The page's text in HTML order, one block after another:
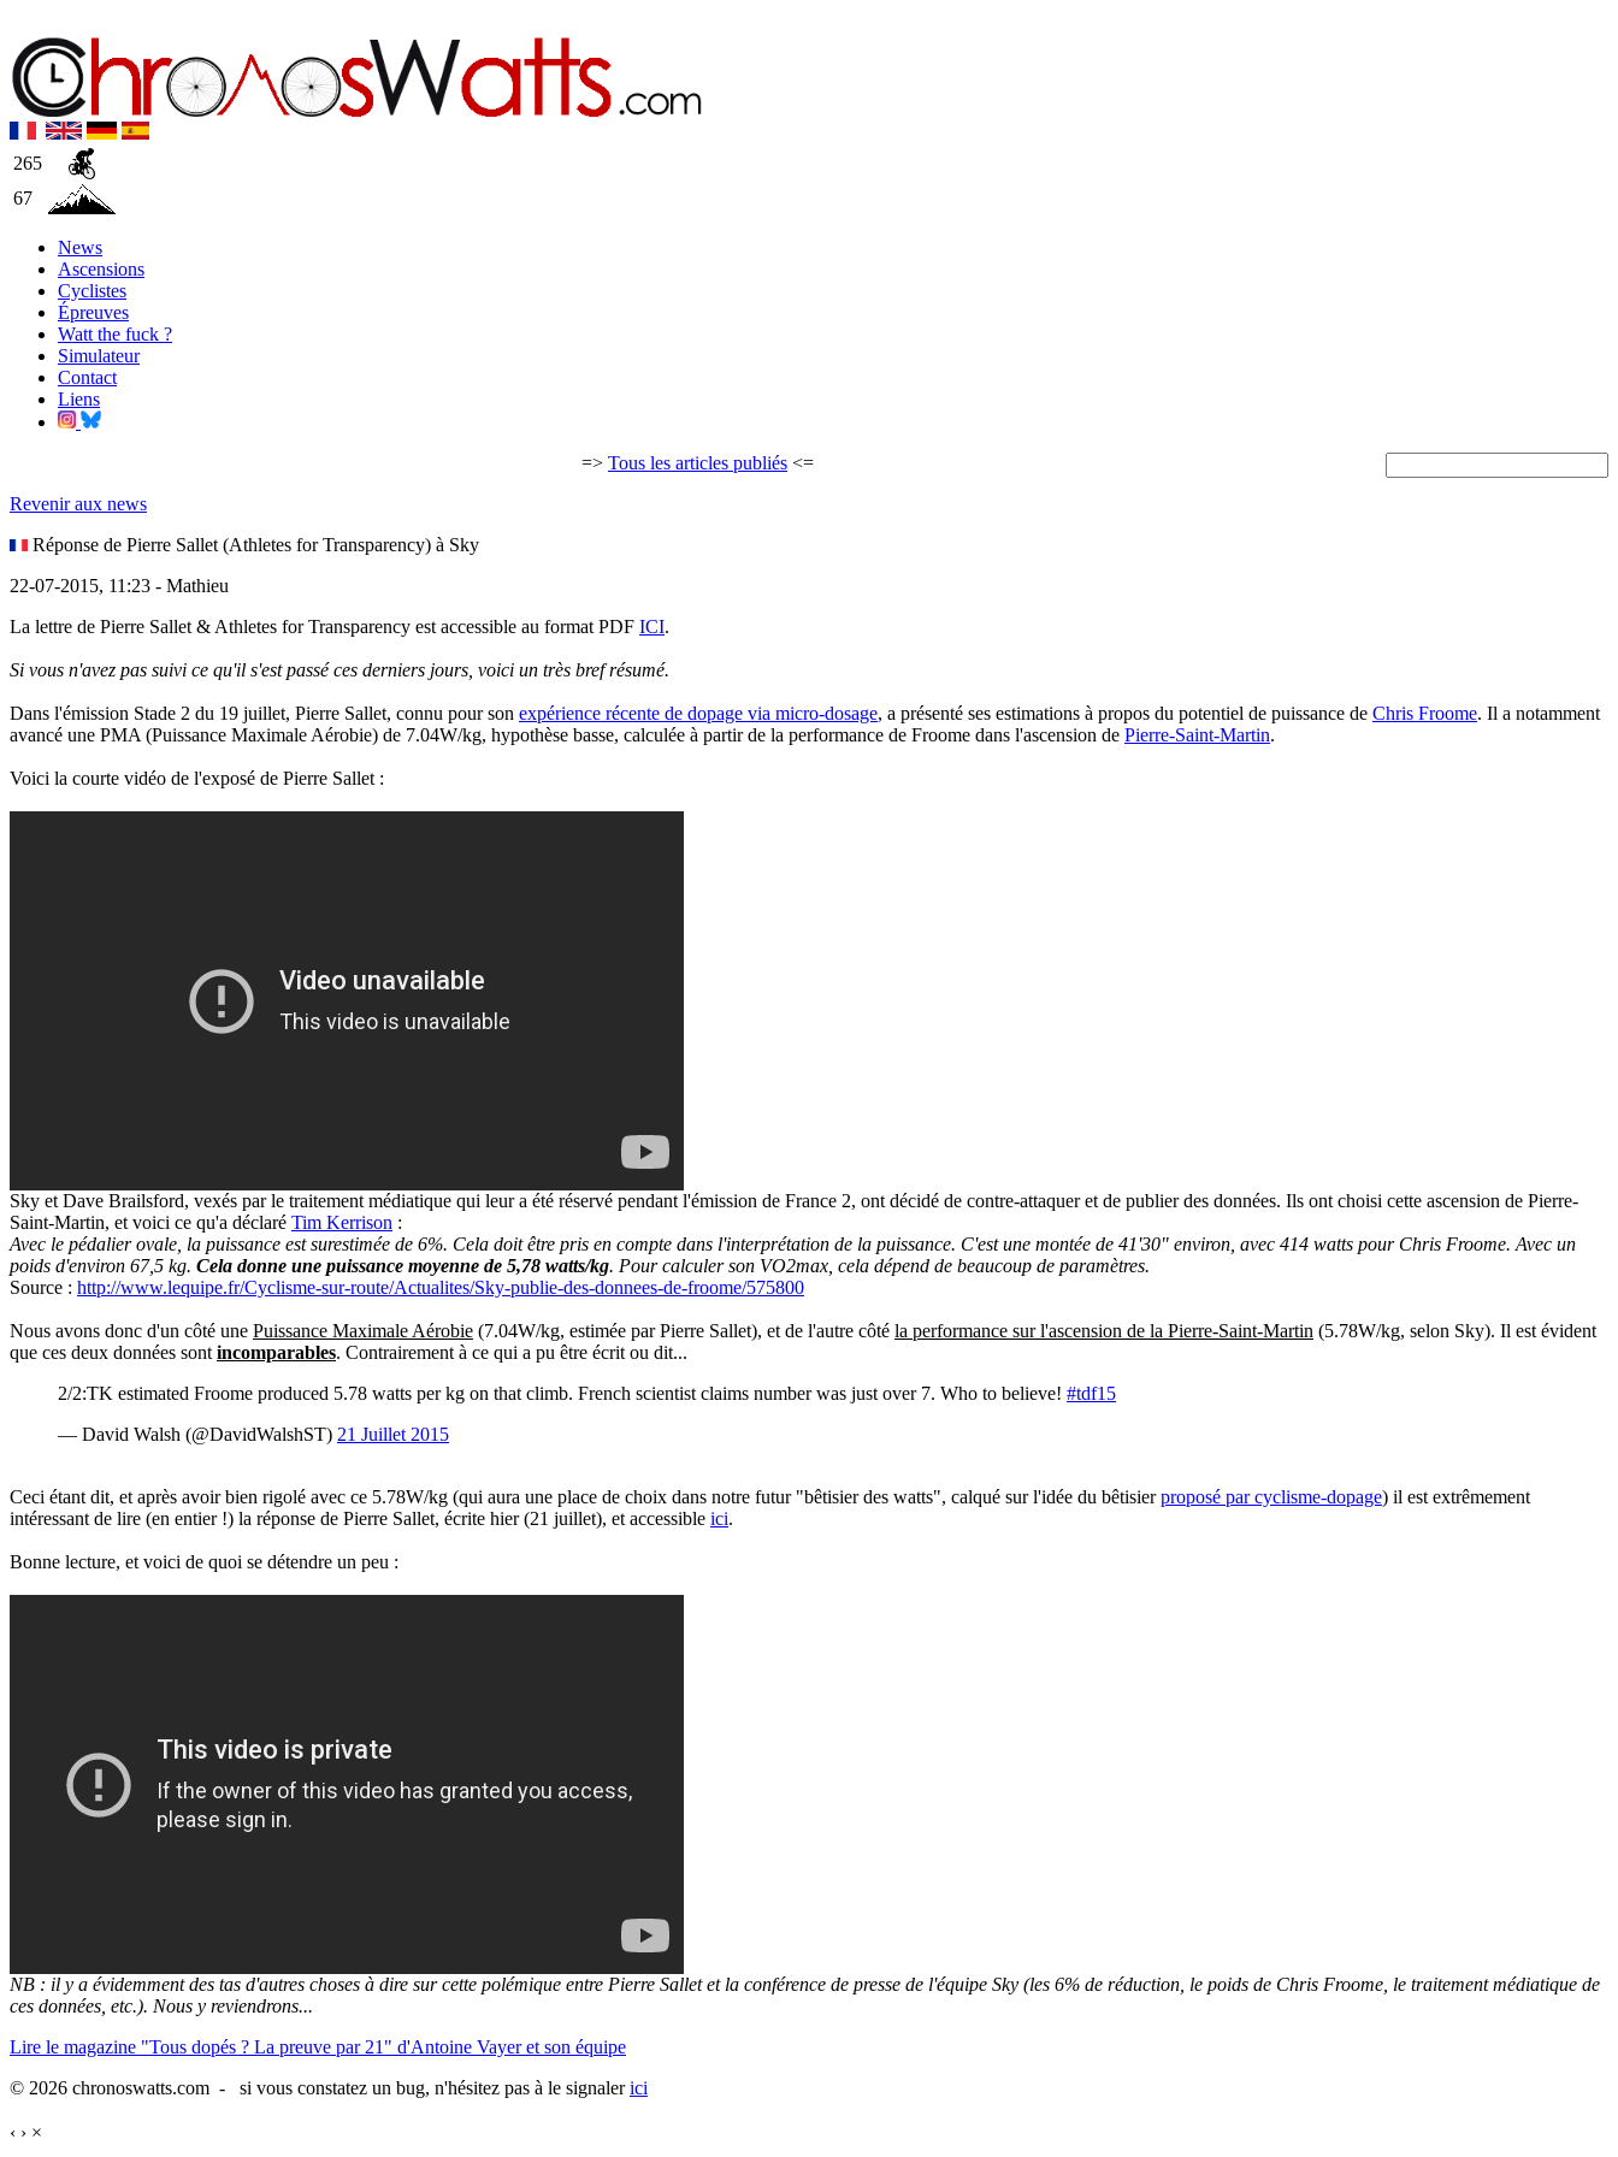
265
67
News
Ascensions
Cyclistes
Épreuves
Watt the fuck ?
Simulateur
Contact
Liens
=> Tous les articles publiés <=
Revenir aux news
Réponse de Pierre Sallet (Athletes for Transparency) à Sky
22-07-2015, 11:23 - Mathieu
La lettre de Pierre Sallet & Athletes for Transparency est accessible au format PDF ICI.
Si vous n'avez pas suivi ce qu'il s'est passé ces derniers jours, voici un très bref résumé.
Dans l'émission Stade 2 du 19 juillet, Pierre Sallet, connu pour son expérience récente de dopage via micro-dosage, a présenté ses estimations à propos du potentiel de puissance de Chris Froome. Il a notamment
avancé une PMA (Puissance Maximale Aérobie) de 7.04W/kg, hypothèse basse, calculée à partir de la performance de Froome dans l'ascension de Pierre-Saint-Martin.
Voici la courte vidéo de l'exposé de Pierre Sallet :
Sky et Dave Brailsford, vexés par le traitement médiatique qui leur a été réservé pendant l'émission de France 2, ont décidé de contre-attaquer et de publier des données. Ils ont choisi cette ascension de Pierre-
Saint-Martin, et voici ce qu'a déclaré Tim Kerrison :
Avec le pédalier ovale, la puissance est surestimée de 6%. Cela doit être pris en compte dans l'interprétation de la puissance. C'est une montée de 41'30" environ, avec 414 watts pour Chris Froome. Avec un
poids d'environ 67,5 kg. Cela donne une puissance moyenne de 5,78 watts/kg. Pour calculer son VO2max, cela dépend de beaucoup de paramètres.
Source : http://www.lequipe.fr/Cyclisme-sur-route/Actualites/Sky-publie-des-donnees-de-froome/575800
Nous avons donc d'un côté une Puissance Maximale Aérobie (7.04W/kg, estimée par Pierre Sallet), et de l'autre côté la performance sur l'ascension de la Pierre-Saint-Martin (5.78W/kg, selon Sky). Il est évident
que ces deux données sont incomparables. Contrairement à ce qui a pu être écrit ou dit...
2/2:TK estimated Froome produced 5.78 watts per kg on that climb. French scientist claims number was just over 7. Who to believe! #tdf15
— David Walsh (@DavidWalshST) 21 Juillet 2015
Ceci étant dit, et après avoir bien rigolé avec ce 5.78W/kg (qui aura une place de choix dans notre futur "bêtisier des watts", calqué sur l'idée du bêtisierproposé par cyclisme-dopage) il est extrêmement
intéressant de lire (en entier !) la réponse de Pierre Sallet, écrite hier (21 juillet), et accessible ici.
Bonne lecture, et voici de quoi se détendre un peu :
NB : il y a évidemment des tas d'autres choses à dire sur cette polémique entre Pierre Sallet et la conférence de presse de l'équipe Sky (les 6% de réduction, le poids de Chris Froome, le traitement médiatique de
ces données, etc.). Nous y reviendrons...
Lire le magazine "Tous dopés ? La preuve par 21" d'Antoine Vayer et son équipe
© 2026 chronoswatts.com - si vous constatez un bug, n'hésitez pas à le signalerici
‹ › ×